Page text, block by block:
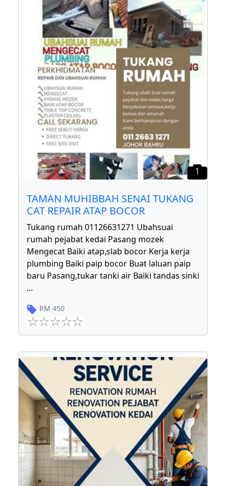
1
TAMAN MUHIBBAH SENAI TUKANG
CAT REPAIR ATAP BOCOR
Tukang rumah 01126631271 Ubahsuai
rumah pejabat kedai Pasang mozek
Mengecat Baiki atap,slab bocor Kerja kerja
plumbing Baiki paip bocor Buat laluan paip
baru Pasang,tukar tanki air Baiki tandas sinki
...
RM 450